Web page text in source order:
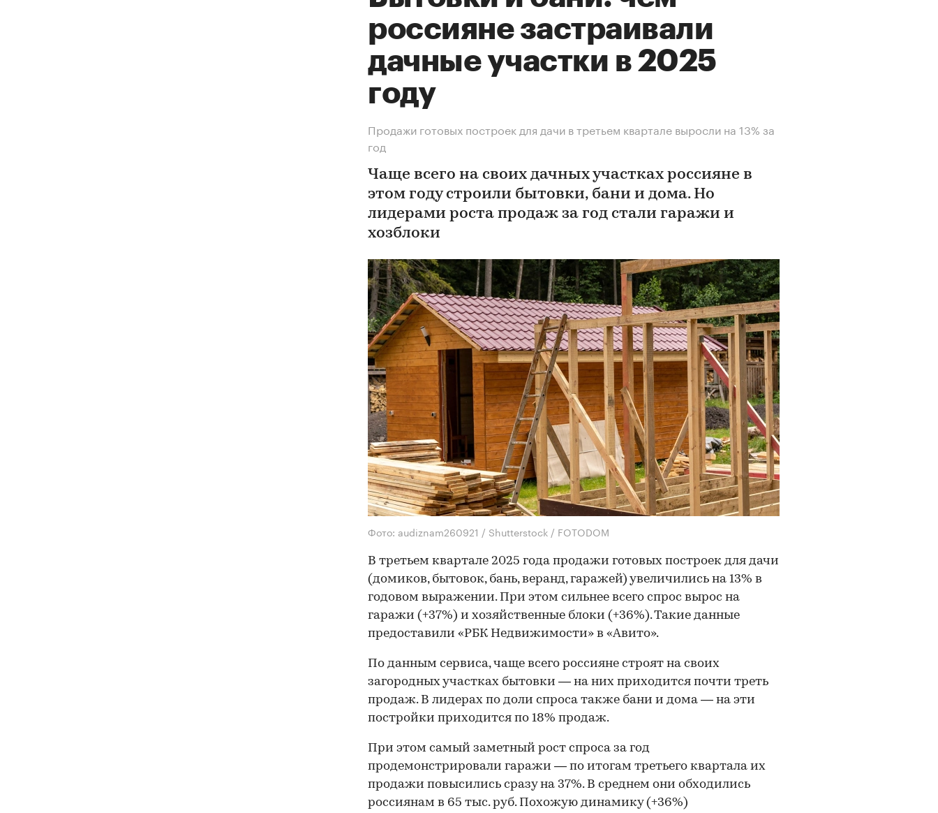
россияне застраивали
дачные участки в 2025
году
Продажи готовых построек для дачи в третьем квартале выросли на 13% за
год
Чаще всего на своих дачных участках россияне в
этом году строили бытовки, бани и дома. Но
лидерами роста продаж за год стали гаражи и
хозблоки
Фото: audiznam260921 / Shutterstock / FOTODOM
В третьем квартале 2025 года продажи готовых построек для дачи
(домиков, бытовок, бань, веранд, гаражей) увеличились на 13% в
годовом выражении. При этом сильнее всего спрос вырос на
гаражи (+37%) и хозяйственные блоки (+36%). Такие данные
предоставили «РБК Недвижимости» в «Авито».
По данным сервиса, чаще всего россияне строят на своих
загородных участках бытовки — на них приходится почти треть
продаж. В лидерах по доли спроса также бани и дома — на эти
постройки приходится по 18% продаж.
При этом самый заметный рост спроса за год
продемонстрировали гаражи — по итогам третьего квартала их
продажи повысились сразу на 37%. В среднем они обходились
россиянам в 65 тыс. руб. Похожую динамику (+36%)